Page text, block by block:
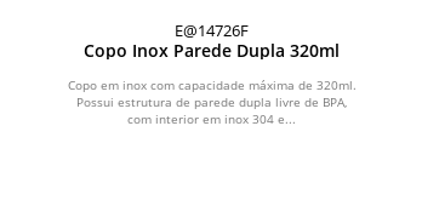
E@14726F
Copo Inox Parede Dupla 320ml
Copo em inox com capacidade máxima de 320ml.
Possui estrutura de parede dupla livre de BPA,
com interior em inox 304 e...